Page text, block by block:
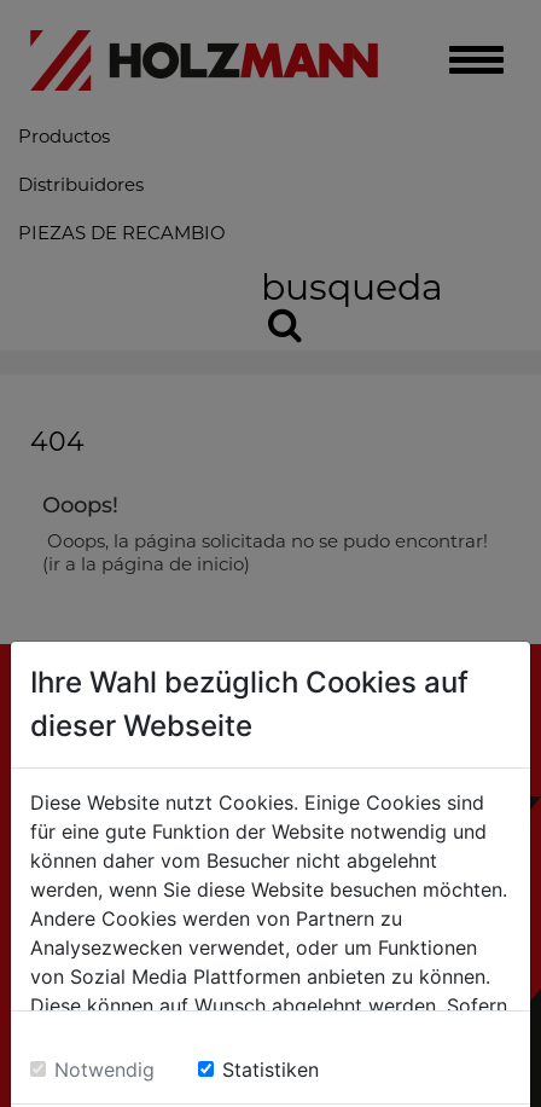
Toggle
Productos
Distribuidores
PIEZAS DE RECAMBIO
busqueda
404
Ooops!
Ooops, la página solicitada no se pudo encontrar!
(ir a la página de inicio)
CONTACTO
HOLZMANN MASCHINEN GmbH
Marktplatz 4 / 4170 Haslach / Austria
Tel:+43 7289 / 71562-0
para consultas generales
(Información sobre productos, empresa,...):
Ihre Wahl bezüglich Cookies auf
dieser Webseite
Diese Website nutzt Cookies. Einige Cookies sind
für eine gute Funktion der Website notwendig und
können daher vom Besucher nicht abgelehnt
werden, wenn Sie diese Website besuchen möchten.
Andere Cookies werden von Partnern zu
Analysezwecken verwendet, oder um Funktionen
von Sozial Media Plattformen anbieten zu können.
Diese können auf Wunsch abgelehnt werden. Sofern
Einwilligung zu unseren Cookies.
Notwendig Statistiken